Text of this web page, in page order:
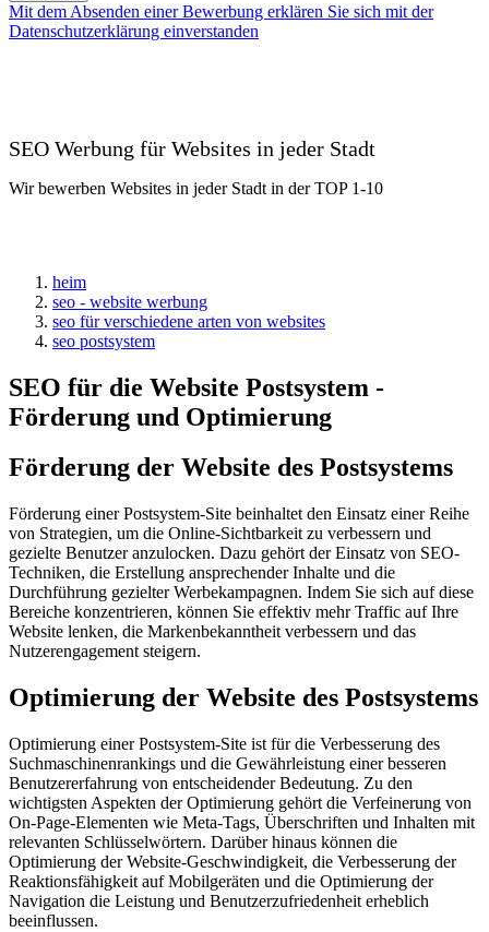
Mit dem Absenden einer Bewerbung erklären Sie sich mit der
Datenschutzerklärung einverstanden
SEO Werbung für Websites in jeder Stadt
Wir bewerben Websites in jeder Stadt in der TOP 1-10
heim
seo - website werbung
seo für verschiedene arten von websites
seo postsystem
SEO für die Website Postsystem -
Förderung und Optimierung
Förderung der Website des Postsystems
Förderung einer Postsystem-Site beinhaltet den Einsatz einer Reihe
von Strategien, um die Online-Sichtbarkeit zu verbessern und
gezielte Benutzer anzulocken. Dazu gehört der Einsatz von SEO-
Techniken, die Erstellung ansprechender Inhalte und die
Durchführung gezielter Werbekampagnen. Indem Sie sich auf diese
Bereiche konzentrieren, können Sie effektiv mehr Traffic auf Ihre
Website lenken, die Markenbekanntheit verbessern und das
Nutzerengagement steigern.
Optimierung der Website des Postsystems
Optimierung einer Postsystem-Site ist für die Verbesserung des
Suchmaschinenrankings und die Gewährleistung einer besseren
Benutzererfahrung von entscheidender Bedeutung. Zu den
wichtigsten Aspekten der Optimierung gehört die Verfeinerung von
On-Page-Elementen wie Meta-Tags, Überschriften und Inhalten mit
relevanten Schlüsselwörtern. Darüber hinaus können die
Optimierung der Website-Geschwindigkeit, die Verbesserung der
Reaktionsfähigkeit auf Mobilgeräten und die Optimierung der
Navigation die Leistung und Benutzerzufriedenheit erheblich
beeinflussen.